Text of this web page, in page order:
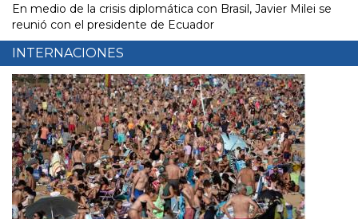
En medio de la crisis diplomática con Brasil, Javier Milei se
reunió con el presidente de Ecuador
INTERNACIONES